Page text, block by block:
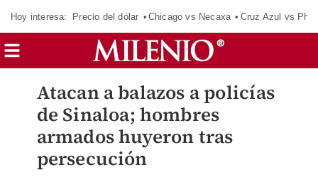
Hoy interesa: Precio del dólar Chicago vs Necaxa Cruz Azul vs
Atacan a balazos a policías
de Sinaloa; hombres
armados huyeron tras
persecución